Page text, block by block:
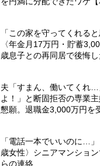
「この家を守ってくれる
〈年金月17万円・貯蓄
歳息子との再同居で後悔し
夫「すまん、働いてくれ
よ！」と断固拒否の専業
懇願。退職金3,000万円を
「電話一本でいいのに…
歳女性〉シニアマンショ
らの連絡